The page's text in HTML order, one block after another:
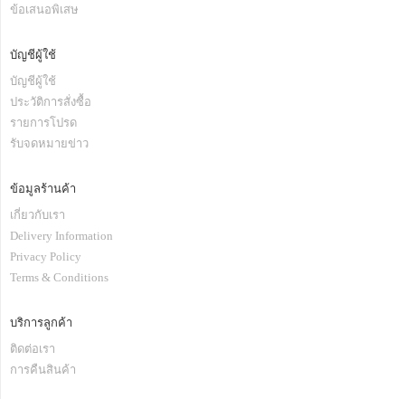
ข้อเสนอพิเสษ
บัญชีผู้ใช้
บัญชีผู้ใช้
ประวัติการสั่งซื้อ
รายการโปรด
รับจดหมายข่าว
ข้อมูลร้านค้า
เกี่ยวกับเรา
Delivery Information
Privacy Policy
Terms & Conditions
บริการลูกค้า
ติดต่อเรา
การคืนสินค้า